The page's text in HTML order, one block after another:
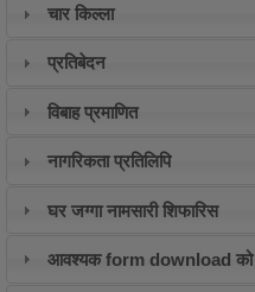
चार किल्ला
प्रतिबेदन
विबाह प्रमाणित
नागरिकता प्रतिलिपि
घर जग्गा नामसारी शिफारिस
आवश्यक form download को